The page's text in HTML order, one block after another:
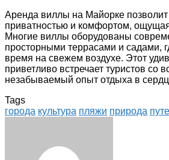
Аренда виллы на Майорке позволит
приватностью и комфортом,
Многие виллы оборудованы
просторными террасами и садами,
время на свежем воздухе. Этот
приветливо встречает туристов со
незабываемый опыт отдыха в
Tags
города культура пляжи природа